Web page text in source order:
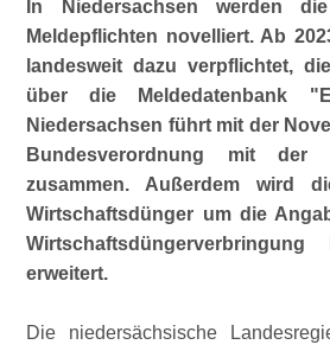
In Niedersachsen werden
Meldepflichten novelliert. Ab
landesweit dazu verpflichtet,
über die Meldedatenbank
Niedersachsen führt mit der
Bundesverordnung mit der
zusammen. Außerdem wird
Wirtschaftsdünger um die
erweitert.
Die niedersächsische